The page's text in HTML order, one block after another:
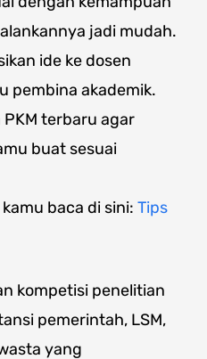
jadi mudah.
ide ke dosen
pembina akademik.
terbaru agar
buat sesuai
baca di sini: Tips
kompetisi penelitian
pemerintah, LSM,
yang